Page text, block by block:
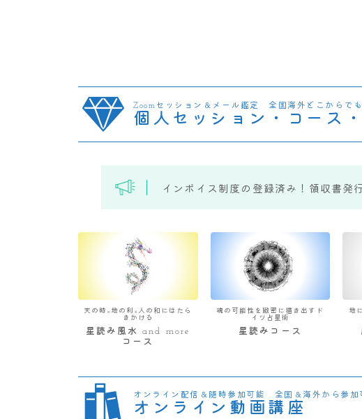
Zoomセッション＆メール鑑定 全国海外どこからで
個人セッション・コース
インボイス制度の登録済み！領収書発
天の時×地の利×人の和にはたら
きかける
星読み風水 and more
コース
魂の可能性を緻密に描き出すド
イツ占星術
星読みコース
地
オンライン配信＆随時参加可能 全国＆海外から参加
オンライン動画講座